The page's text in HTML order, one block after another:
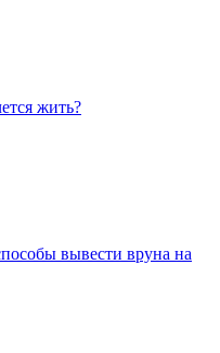
жить?
вывести вруна на